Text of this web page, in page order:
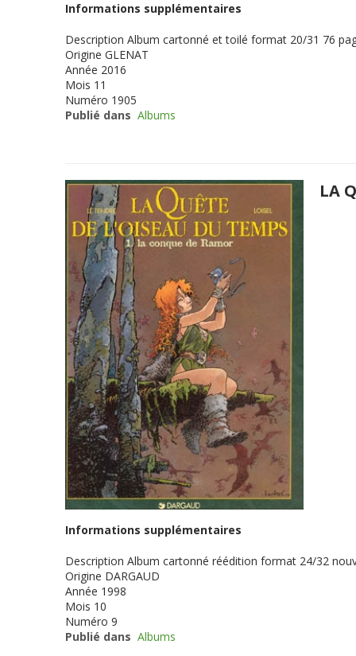
Informations supplémentaires
Description Album cartonné et toilé format 20/31 76
Origine GLENAT
Année 2016
Mois 11
Numéro 1905
Publié dans Albums
LA
Informations supplémentaires
Description Album cartonné réédition format 24/32
Origine DARGAUD
Année 1998
Mois 10
Numéro 9
Publié dans Albums